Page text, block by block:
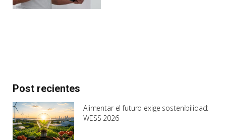
Post recientes
Alimentar el futuro exige sostenibilidad:
WESS 2026